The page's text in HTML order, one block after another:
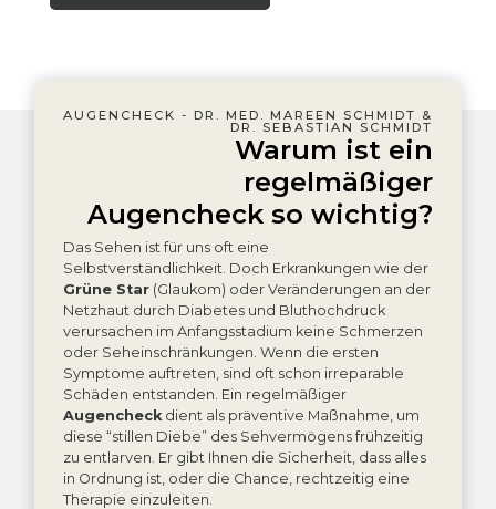
AUGENCHECK - DR. MED. MAREEN SCHMIDT &
DR. SEBASTIAN SCHMIDT
Warum ist ein
regelmäßiger
Augencheck so wichtig?
Das Sehen ist für uns oft eine
Selbstverständlichkeit. Doch Erkrankungen wie der
Grüne Star (Glaukom) oder Veränderungen an der
Netzhaut durch Diabetes und Bluthochdruck
verursachen im Anfangsstadium keine Schmerzen
oder Seheinschränkungen. Wenn die ersten
Symptome auftreten, sind oft schon irreparable
Schäden entstanden. Ein regelmäßiger
Augencheck dient als präventive Maßnahme, um
diese “stillen Diebe” des Sehvermögens frühzeitig
zu entlarven. Er gibt Ihnen die Sicherheit, dass alles
in Ordnung ist, oder die Chance, rechtzeitig eine
Therapie einzuleiten.